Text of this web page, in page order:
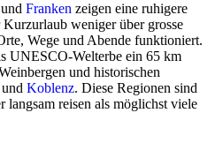
Franken zeigen eine ruhigere
weniger über grosse
Wege und Abende funktioniert.
UNESCO-Welterbe ein 65 km
und historischen
Koblenz. Diese Regionen sind
langsam reisen als möglichst viele